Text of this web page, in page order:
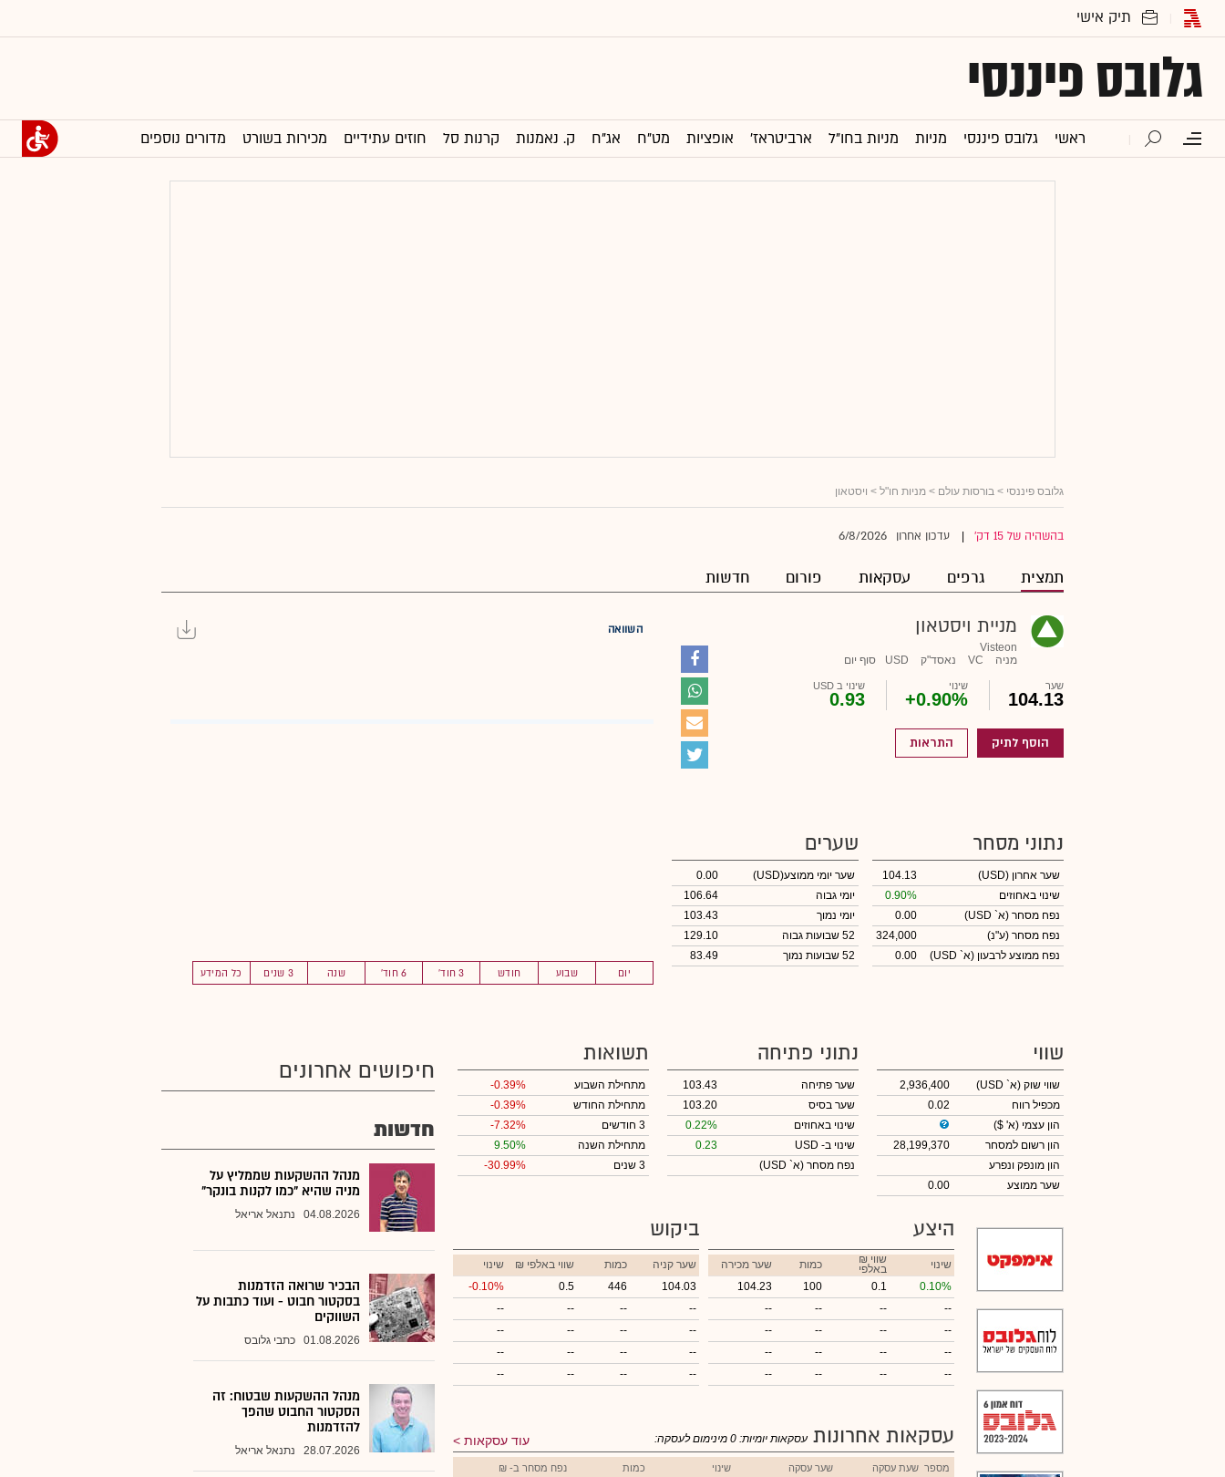
גלובס פיננסי
ראשי גלובס פיננסי מניות מניות בחו"ל ארביטראז' אופציות מט"ח אג"ח ק. נאמנות קרנות סל חוזים עתידיים מכירות בשורט מדורים נוספים
גלובס פיננסי > בורסות עולם > מניות חו"ל > ויסטאון
בהשהיה של 15 דק' עדכון אחרון 6/8/2026
תמצית גרפים עסקאות פורום חדשות
מניית ויסטאון
Visteon
מניה
VC נאסד"ק USD סוף יום
שער
104.13
שינוי
+0.90%
שינוי ב USD
0.93
הוסף לתיק התראות
השוואה
יום שבוע חודש 3 חוד' 6 חוד' שנה 3 שנים כל המידע
נתוני מסחר
שער אחרון (USD)
104.13
שינוי באחוזים
0.90%
נפח מסחר (א` USD)
0.00
נפח מסחר (ע"נ)
324,000
נפח ממוצע לרבעון (א` USD)
0.00
שערים
שער יומי ממוצע(USD)
0.00
יומי גבוה
106.64
יומי נמוך
103.43
52 שבועות גבוה
129.10
52 שבועות נמוך
83.49
שווי
שווי שוק (א` USD)
2,936,400
מכפיל רווח
0.02
הון עצמי (א' $)
הון רשום למסחר
28,199,370
הון מונפק ונפרע
שער ממוצע
0.00
נתוני פתיחה
שער פתיחה
103.43
שער בסיס
103.20
שינוי באחוזים
0.22%
שינוי ב- USD
0.23
נפח מסחר (א` USD)
תשואות
מתחילת השבוע
-0.39%
מתחילת החודש
-0.39%
3 חודשים
-7.32%
מתחילת השנה
9.50%
3 שנים
-30.99%
היצע
שינוי ₪ שווי
באלפי כמות
שער מכירה
0.10%
0.1
100
104.23
--
--
--
--
--
--
--
--
--
--
--
--
--
--
--
--
ביקוש
שער קניה כמות ₪ שווי באלפי
שינוי
104.03
446
0.5
-0.10%
--
--
--
--
--
--
--
--
--
--
--
--
--
--
--
--
עסקאות אחרונות עוד עסקאות עסקאות יומיות: 0 מינימום לעסקה:
מספר שעת עסקה שער עסקה שינוי כמות נפח מסחר ב- ₪
חיפושים אחרונים
חדשות
מנהל ההשקעות שממליץ על
מניה שהיא "כמו לקנות בונקר"
04.08.2026 נתנאל אריאל
הבכיר שרואה הזדמנות
בסקטור חבוט - ועוד כתבות על
השווקים
01.08.2026 כתבי גלובס
מנהל ההשקעות שבטוח: זה
הסקטור החבוט שהפך
להזדמנות
28.07.2026 נתנאל אריאל